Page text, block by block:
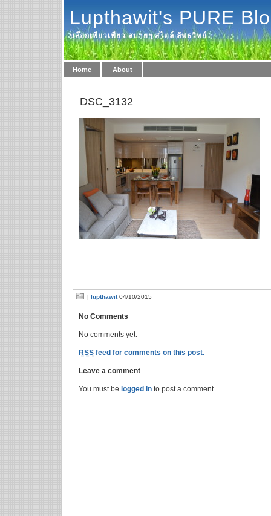
Lupthawit's PURE
บล๊อกเพียวเพียว สบายๆ สไตล์ ลัพธวิทย์
Home About
DSC_3132
| lupthawit04/10/2015
No Comments
No comments yet.
RSS feed for comments on this post.
Leave a comment
You must be logged in to post a comment.